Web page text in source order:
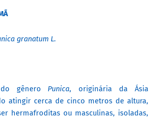
granatum L.
gênero Punica, originária da Ásia
atingir cerca de cinco metros de altura,
hermafroditas ou masculinas, isoladas,